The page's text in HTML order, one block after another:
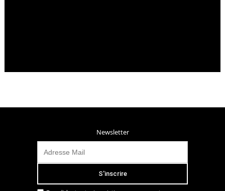
Newsletter